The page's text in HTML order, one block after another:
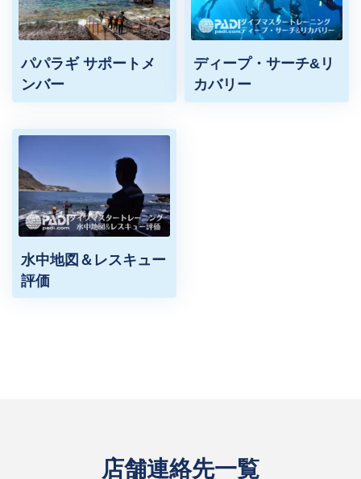
パパラギ サポートメ
ンバー
ディープ・サーチ&リ
カバリー
水中地図＆レスキュー
評価
店舗連絡先一覧